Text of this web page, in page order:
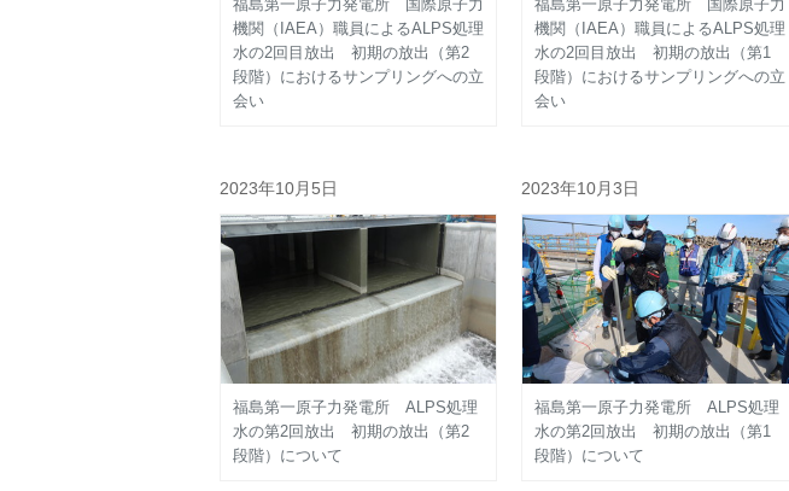
福島第一原子力発電所 国際原子力
機関（IAEA）職員によるALPS処理
水の2回目放出 初期の放出（第2
段階）におけるサンプリングへの立
会い
福島第一原子力発電所 国際原子力
機関（IAEA）職員によるALPS処理
水の2回目放出 初期の放出（第1
段階）におけるサンプリングへの立
会い
2023年10月5日
福島第一原子力発電所 ALPS処理
水の第2回放出 初期の放出（第2
段階）について
2023年10月3日
福島第一原子力発電所 ALPS処理
水の第2回放出 初期の放出（第1
段階）について